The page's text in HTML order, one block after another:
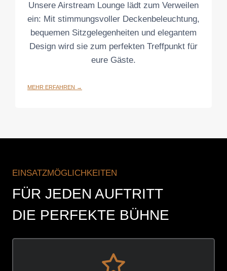
Unsere Airstream Lounge lädt zum Verweilen
ein: Mit stimmungsvoller Deckenbeleuchtung,
bequemen Sitzgelegenheiten und elegantem
Design wird sie zum perfekten Treffpunkt für
eure Gäste.
MEHR ERFAHREN →
EINSATZMÖGLICHKEITEN
FÜR JEDEN AUFTRITT
DIE PERFEKTE BÜHNE